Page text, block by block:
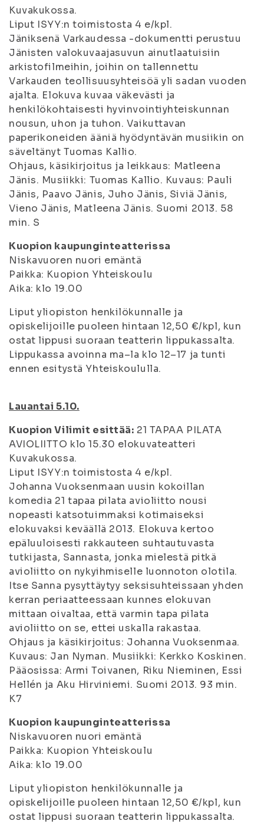
Kuvakukossa.
Liput ISYY:n toimistosta 4 e/kpl.
Jäniksenä Varkaudessa -dokumentti perustuu
Jänisten valokuvaajasuvun ainutlaatuisiin
arkistofilmeihin, joihin on tallennettu
Varkauden teollisuusyhteisöä yli sadan vuoden
ajalta. Elokuva kuvaa väkevästi ja
henkilökohtaisesti hyvinvointiyhteiskunnan
nousun, uhon ja tuhon. Vaikuttavan
paperikoneiden ääniä hyödyntävän musiikin on
säveltänyt Tuomas Kallio.
Ohjaus, käsikirjoitus ja leikkaus: Matleena
Jänis. Musiikki: Tuomas Kallio. Kuvaus: Pauli
Jänis, Paavo Jänis, Juho Jänis, Siviä Jänis,
Vieno Jänis, Matleena Jänis. Suomi 2013. 58
min. S
Kuopion kaupunginteatterissa
Niskavuoren nuori emäntä
Paikka: Kuopion Yhteiskoulu
Aika: klo 19.00
Liput yliopiston henkilökunnalle ja
opiskelijoille puoleen hintaan 12,50 €/kpl, kun
ostat lippusi suoraan teatterin lippukassalta.
Lippukassa avoinna ma–la klo 12–17 ja tunti
ennen esitystä Yhteiskoululla.
Lauantai 5.10.
Kuopion Vilimit esittää: 21 TAPAA PILATA
AVIOLIITTO klo 15.30 elokuvateatteri
Kuvakukossa.
Liput ISYY:n toimistosta 4 e/kpl.
Johanna Vuoksenmaan uusin kokoillan
komedia 21 tapaa pilata avioliitto nousi
nopeasti katsotuimmaksi kotimaiseksi
elokuvaksi keväällä 2013. Elokuva kertoo
epäluuloisesti rakkauteen suhtautuvasta
tutkijasta, Sannasta, jonka mielestä pitkä
avioliitto on nykyihmiselle luonnoton olotila.
Itse Sanna pysyttäytyy seksisuhteissaan yhden
kerran periaatteessaan kunnes elokuvan
mittaan oivaltaa, että varmin tapa pilata
avioliitto on se, ettei uskalla rakastaa.
Ohjaus ja käsikirjoitus: Johanna Vuoksenmaa.
Kuvaus: Jan Nyman. Musiikki: Kerkko Koskinen.
Pääosissa: Armi Toivanen, Riku Nieminen, Essi
Hellén ja Aku Hirviniemi. Suomi 2013. 93 min.
K7
Kuopion kaupunginteatterissa
Niskavuoren nuori emäntä
Paikka: Kuopion Yhteiskoulu
Aika: klo 19.00
Liput yliopiston henkilökunnalle ja
opiskelijoille puoleen hintaan 12,50 €/kpl, kun
ostat lippusi suoraan teatterin lippukassalta.